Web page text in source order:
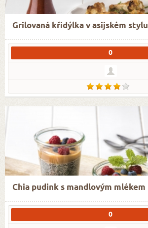
Grilovaná křidýlka v asijském stylu
0
Chia pudink s mandlovým mlékem
0